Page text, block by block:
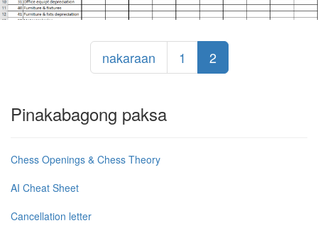
nakaraan 1 2
Pinakabagong paksa
Chess Openings & Chess Theory
AI Cheat Sheet
Cancellation letter